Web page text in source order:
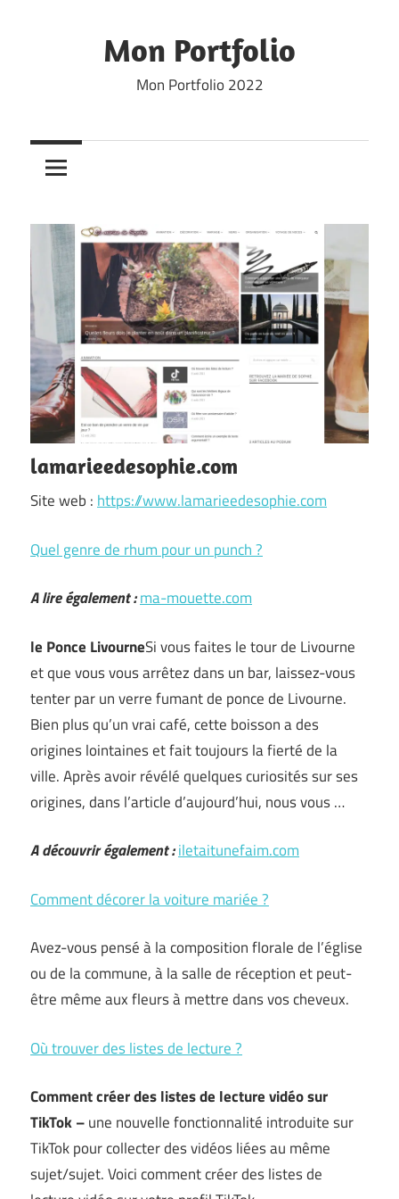
Mon Portfolio
Mon Portfolio 2022
lamarieedesophie.com
Site web : https://www.lamarieedesophie.com
Quel genre de rhum pour un punch ?
A lire également :ma-mouette.com
le Ponce LivourneSi vous faites le tour de Livourne
et que vous vous arrêtez dans un bar, laissez-vous
tenter par un verre fumant de ponce de Livourne.
Bien plus qu’un vrai café, cette boisson a des
origines lointaines et fait toujours la fierté de la
ville. Après avoir révélé quelques curiosités sur ses
origines, dans l’article d’aujourd’hui, nous vous …
A découvrir également :iletaitunefaim.com
Comment décorer la voiture mariée ?
Avez-vous pensé à la composition florale de l’église
ou de la commune, à la salle de réception et peut-
être même aux fleurs à mettre dans vos cheveux.
Où trouver des listes de lecture ?
Comment créer des listes de lecture vidéo sur
TikTok –une nouvelle fonctionnalité introduite sur
TikTok pour collecter des vidéos liées au même
sujet/sujet. Voici comment créer des listes de